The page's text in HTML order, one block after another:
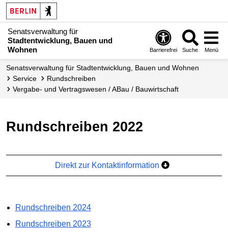
Senatsverwaltung für
Stadtentwicklung, Bauen und
Wohnen
Barrierefrei Suche Menü
Senats­verwaltung für Stadtentwicklung, Bauen und Wohnen
Service
Rundschreiben
Vergabe- und Vertragswesen / ABau / Bauwirtschaft
Rundschreiben 2022
Direkt zur Kontaktinformation
Rundschreiben 2024
Rundschreiben 2023